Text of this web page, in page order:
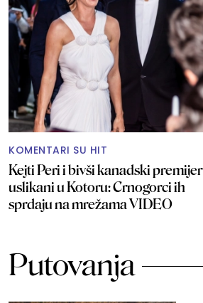
KOMENTARI SU HIT
Kejti Peri i bivši kanadski premijer
uslikani u Kotoru: Crnogorci ih
sprdaju na mrežama VIDEO
Putovanja